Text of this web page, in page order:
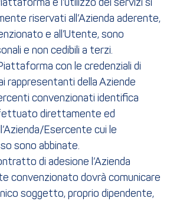
e l’utilizzo dei servizi si
riservati all’Azienda aderente,
e all’Utente, sono
e non cedibili a terzi.
con le credenziali di
rappresentanti della Aziende
convenzionati identifica
direttamente ed
Esercente cui le
sono abbinate.
di adesione l’Azienda
convenzionato dovrà comunicare
soggetto, proprio dipendente,